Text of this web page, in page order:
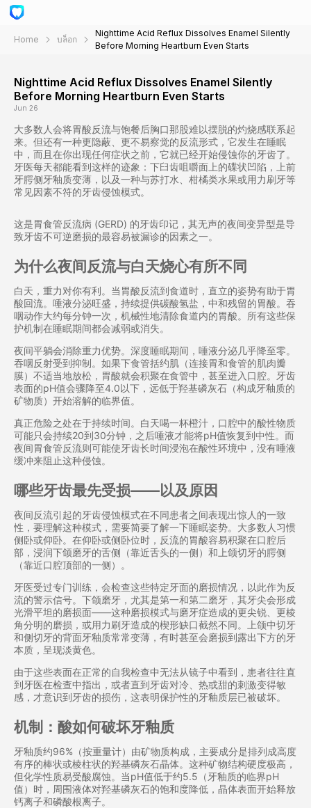
Home บล็อก
Nighttime Acid Reflux Dissolves Enamel Silently
Before Morning Heartburn Even Starts
Nighttime Acid Reflux Dissolves Enamel Silently
Before Morning Heartburn Even Starts
Jun 26
大多数人会将胃酸反流与饱餐后胸口那股难以摆脱的灼烧感联系起
来。但还有一种更隐蔽、更不易察觉的反流形式，它发生在睡眠
中，而且在你出现任何症状之前，它就已经开始侵蚀你的牙齿了。
牙医每天都能看到这样的迹象：下臼齿咀嚼面上的碟状凹陷，上前
牙腭侧牙釉质变薄，以及一种与苏打水、柑橘类水果或用力刷牙等
常见因素不符的牙齿侵蚀模式。
这是胃食管反流病 (GERD) 的牙齿印记，其无声的夜间变异型是导
致牙齿不可逆磨损的最容易被漏诊的因素之一。
为什么夜间反流与白天烧心有所不同
白天，重力对你有利。当胃酸反流到食道时，直立的姿势有助于胃
酸回流。唾液分泌旺盛，持续提供碳酸氢盐，中和残留的胃酸。吞
咽动作大约每分钟一次，机械性地清除食道内的胃酸。所有这些保
护机制在睡眠期间都会减弱或消失。
夜间平躺会消除重力优势。深度睡眠期间，唾液分泌几乎降至零。
吞咽反射受到抑制。如果下食管括约肌（连接胃和食管的肌肉瓣
膜）不适当地放松，胃酸就会积聚在食管中，甚至进入口腔。牙齿
表面的pH值会骤降至4.0以下，远低于羟基磷灰石（构成牙釉质的
矿物质）开始溶解的临界值。
真正危险之处在于持续时间。白天喝一杯橙汁，口腔中的酸性物质
可能只会持续20到30分钟，之后唾液才能将pH值恢复到中性。而
夜间胃食管反流则可能使牙齿长时间浸泡在酸性环境中，没有唾液
缓冲来阻止这种侵蚀。
哪些牙齿最先受损——以及原因
夜间反流引起的牙齿侵蚀模式在不同患者之间表现出惊人的一致
性，要理解这种模式，需要简要了解一下睡眠姿势。大多数人习惯
侧卧或仰卧。在仰卧或侧卧位时，反流的胃酸容易积聚在口腔后
部，浸润下颌磨牙的舌侧（靠近舌头的一侧）和上颌切牙的腭侧
（靠近口腔顶部的一侧）。
牙医受过专门训练，会检查这些特定牙面的磨损情况，以此作为反
流的警示信号。下颌磨牙，尤其是第一和第二磨牙，其牙尖会形成
光滑平坦的磨损面——这种磨损模式与磨牙症造成的更尖锐、更棱
角分明的磨损，或用力刷牙造成的楔形缺口截​​然不同。上颌中切牙
和侧切牙的背面牙釉质常常变薄，有时甚至会磨损到露出下方的牙
本质，呈现淡黄色。
由于这些表面在正常的自我检查中无法从镜子中看到，患者往往直
到牙医在检查中指出，或者直到牙齿对冷、热或甜的刺激变得敏
感，才意识到牙齿的损伤，这表明保护性的牙釉质层已被破坏。
机制：酸如何破坏牙釉质
牙釉质约96%（按重量计）由矿物质构成，主要成分是排列成高度
有序的棒状或棱柱状的羟基磷灰石晶体。这种矿物结构硬度极高，
但化学性质易受酸腐蚀。当pH值低于约5.5（牙釉质的临界pH
值）时，周围液体对羟基磷灰石的饱和度降低，晶体表面开始释放
钙离子和磷酸根离子。